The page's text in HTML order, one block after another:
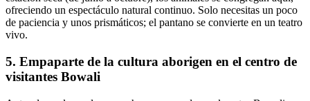
ofreciendo un espectáculo natural continuo. Solo necesitas un poco
de paciencia y unos prismáticos; el pantano se convierte en un teatro
vivo.
5. Empaparte de la cultura aborigen en el centro de
visitantes Bowali